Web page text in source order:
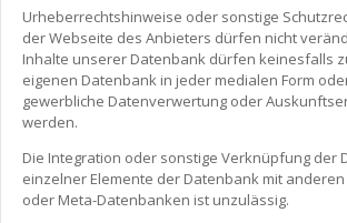
Urheberrechtshinweise oder sonstige
der Webseite des Anbieters dürfen nicht
Inhalte unserer Datenbank dürfen keinesfalls
eigenen Datenbank in jeder medialen Form
gewerbliche Datenverwertung oder
werden.
Die Integration oder sonstige Verknüpfung der
einzelner Elemente der Datenbank mit
oder Meta-Datenbanken ist unzulässig.